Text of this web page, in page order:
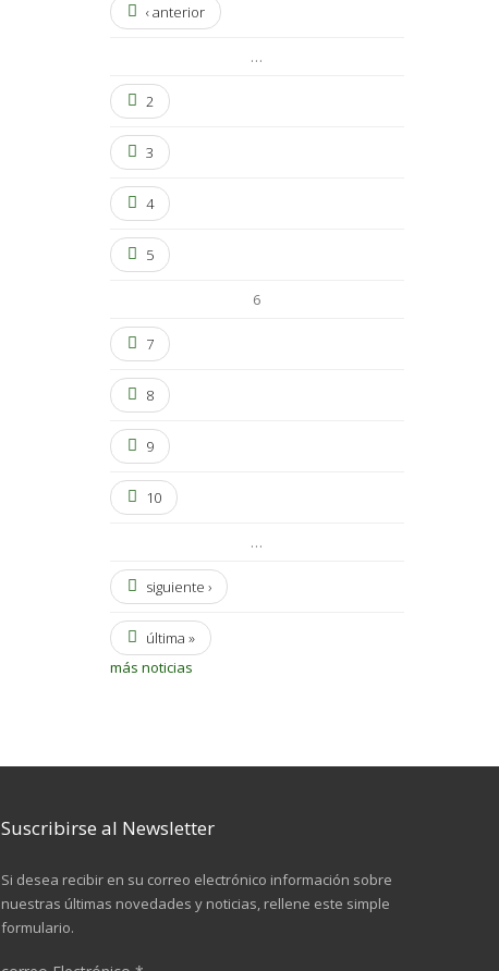
‹ anterior
…
2
3
4
5
6
7
8
9
10
…
siguiente ›
última »
más noticias
Suscribirse al Newsletter
Si desea recibir en su correo electrónico información sobre
nuestras últimas novedades y noticias, rellene este simple
formulario.